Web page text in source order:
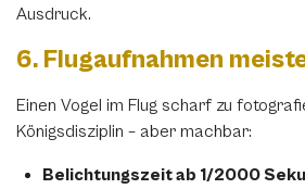
Ausdruck.
6. Flugaufnahmen
Einen Vogel im Flug scharf zu
Königsdisziplin – aber machbar:
Belichtungszeit ab 1/2000